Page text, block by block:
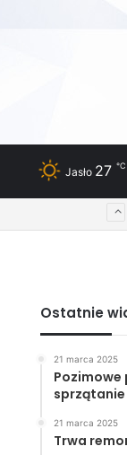
Jasło 27 ℃
Ostatnie
21 marca 2025
Pozimowe
21 marca 2025
Trwa